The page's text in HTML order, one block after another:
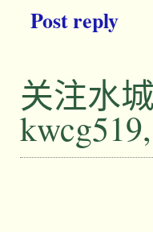
Post reply
关注水